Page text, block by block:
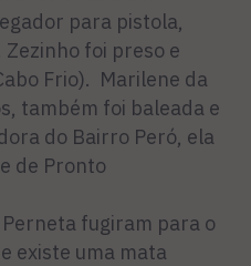
para pistola,
foi preso e
Frio). Marilene da
também foi baleada e
do Bairro Peró, ela
de Pronto
fugiram para o
existe uma mata